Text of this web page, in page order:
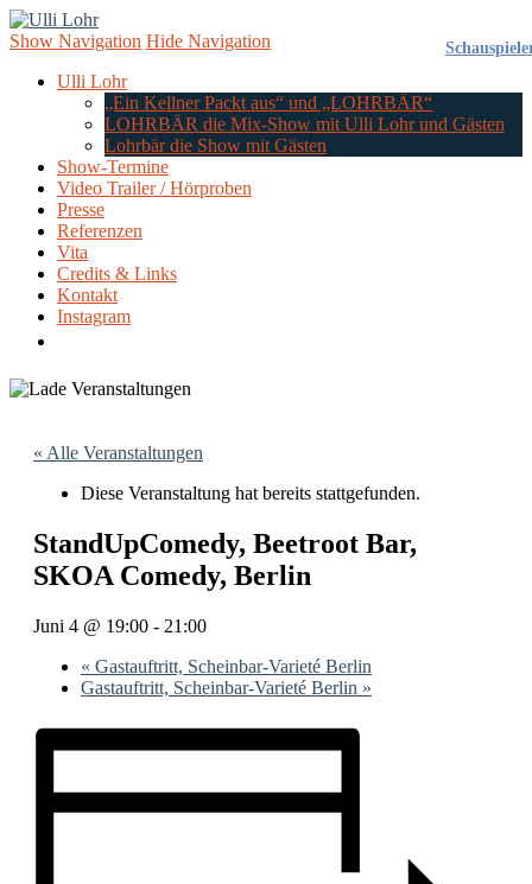
Ulli Lohr
Show Navigation Hide Navigation
Ulli Lohr
„Ein Kellner Packt aus“ und „LOHRBÄR“
LOHRBÄR die Mix-Show mit Ulli Lohr und Gästen
Lohrbär die Show mit Gästen
Show-Termine
Video Trailer / Hörproben
Presse
Referenzen
Vita
Credits & Links
Kontakt
Instagram
« Alle Veranstaltungen
Diese Veranstaltung hat bereits stattgefunden.
StandUpComedy, Beetroot Bar,
SKOA Comedy, Berlin
Juni 4 @ 19:00 - 21:00
« Gastauftritt, Scheinbar-Varieté Berlin
Gastauftritt, Scheinbar-Varieté Berlin »